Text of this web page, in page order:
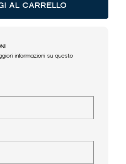
AL CARRELLO
informazioni su questo